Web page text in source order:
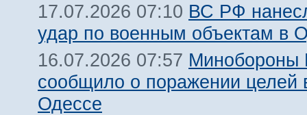
17.07.2026 07:10 ВС РФ
удар по военным объектам в
16.07.2026 07:57
сообщило о поражении целей
Одессе